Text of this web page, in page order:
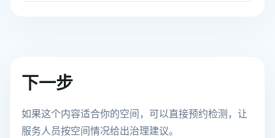
下一步
如果这个内容适合你的空间，可以直接预约检测，让
服务人员按空间情况给出治理建议。